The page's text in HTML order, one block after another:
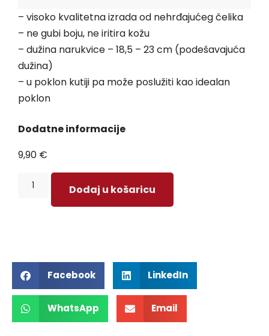
– visoko kvalitetna izrada od nehrđajućeg čelika
– ne gubi boju, ne iritira kožu
– dužina narukvice – 18,5 – 23 cm (podešavajuća
dužina)
– u poklon kutiji pa može poslužiti kao idealan
poklon
Dodatne informacije
9,90 €
Dodaj u košaricu
Facebook LinkedIn
WhatsApp Email